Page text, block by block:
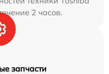
2 часов.
запчасти